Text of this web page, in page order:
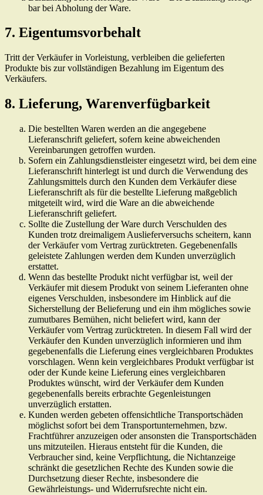
bar bei Abholung der Ware.
7. Eigentumsvorbehalt
Tritt der Verkäufer in Vorleistung, verbleiben die gelieferten
Produkte bis zur vollständigen Bezahlung im Eigentum des
Verkäufers.
8. Lieferung, Warenverfügbarkeit
Die bestellten Waren werden an die angegebene
Lieferanschrift geliefert, sofern keine abweichenden
Vereinbarungen getroffen wurden.
Sofern ein Zahlungsdienstleister eingesetzt wird, bei dem eine
Lieferanschrift hinterlegt ist und durch die Verwendung des
Zahlungsmittels durch den Kunden dem Verkäufer diese
Lieferanschrift als für die bestellte Lieferung maßgeblich
mitgeteilt wird, wird die Ware an die abweichende
Lieferanschrift geliefert.
Sollte die Zustellung der Ware durch Verschulden des
Kunden trotz dreimaligem Auslieferversuchs scheitern, kann
der Verkäufer vom Vertrag zurücktreten. Gegebenenfalls
geleistete Zahlungen werden dem Kunden unverzüglich
erstattet.
Wenn das bestellte Produkt nicht verfügbar ist, weil der
Verkäufer mit diesem Produkt von seinem Lieferanten ohne
eigenes Verschulden, insbesondere im Hinblick auf die
Sicherstellung der Belieferung und ein ihm mögliches sowie
zumutbares Bemühen, nicht beliefert wird, kann der
Verkäufer vom Vertrag zurücktreten. In diesem Fall wird der
Verkäufer den Kunden unverzüglich informieren und ihm
gegebenenfalls die Lieferung eines vergleichbaren Produktes
vorschlagen. Wenn kein vergleichbares Produkt verfügbar ist
oder der Kunde keine Lieferung eines vergleichbaren
Produktes wünscht, wird der Verkäufer dem Kunden
gegebenenfalls bereits erbrachte Gegenleistungen
unverzüglich erstatten.
Kunden werden gebeten offensichtliche Transportschäden
möglichst sofort bei dem Transportunternehmen, bzw.
Frachtführer anzuzeigen oder ansonsten die Transportschäden
uns mitzuteilen. Hieraus entsteht für die Kunden, die
Verbraucher sind, keine Verpflichtung, die Nichtanzeige
schränkt die gesetzlichen Rechte des Kunden sowie die
Durchsetzung dieser Rechte, insbesondere die
Gewährleistungs- und Widerrufsrechte nicht ein.